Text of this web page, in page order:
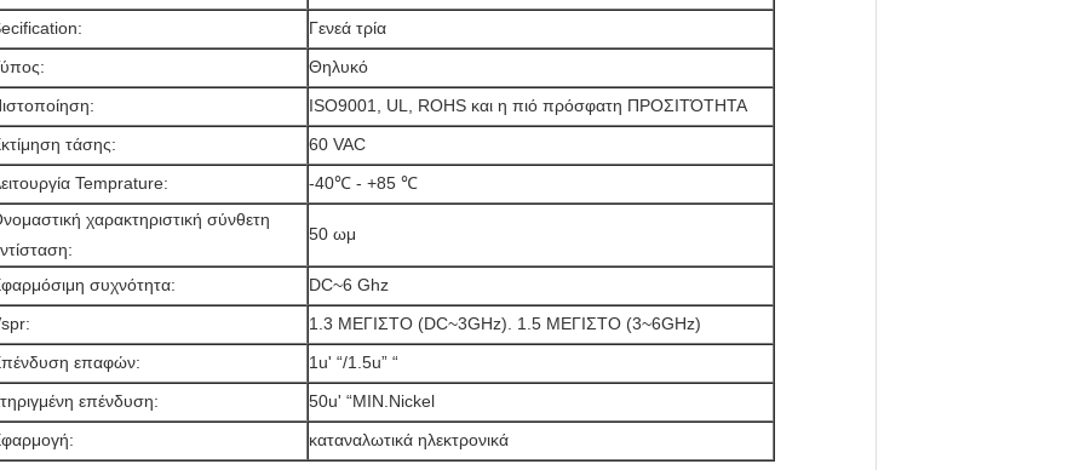
Γενεά τρία
Θηλυκό
ISO9001, UL, ROHS και η πιό πρόσφατη ΠΡΟΣΙΤΌΤΗΤΑ
τάσης:
60 VAC
Temprature:
-40℃ - +85 ℃
χαρακτηριστική σύνθετη
50 ωμ
συχνότητα:
DC~6 Ghz
1.3 ΜΕΓΙΣΤΟ (DC~3GHz). 1.5 ΜΕΓΙΣΤΟ (3~6GHz)
επαφών:
1u' “/1.5u” “
επένδυση:
50u' “MIN.Nickel
καταναλωτικά ηλεκτρονικά